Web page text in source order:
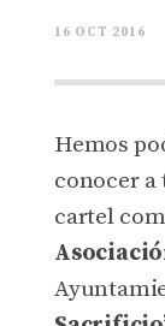
16 OCT 2016
Hemos
conocer a
cartel